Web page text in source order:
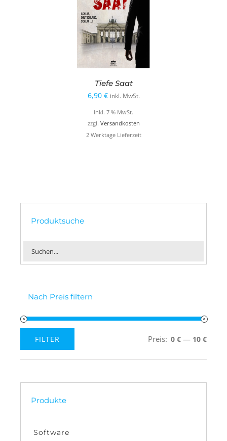
Tiefe Saat
6,90 € inkl. MwSt.
inkl. 7 % MwSt.
zzgl. Versandkosten
2 Werktage Lieferzeit
Produktsuche
Nach Preis filtern
Preis
Preis
FILTER Preis: 0 € — 10 €
Produkte
Software